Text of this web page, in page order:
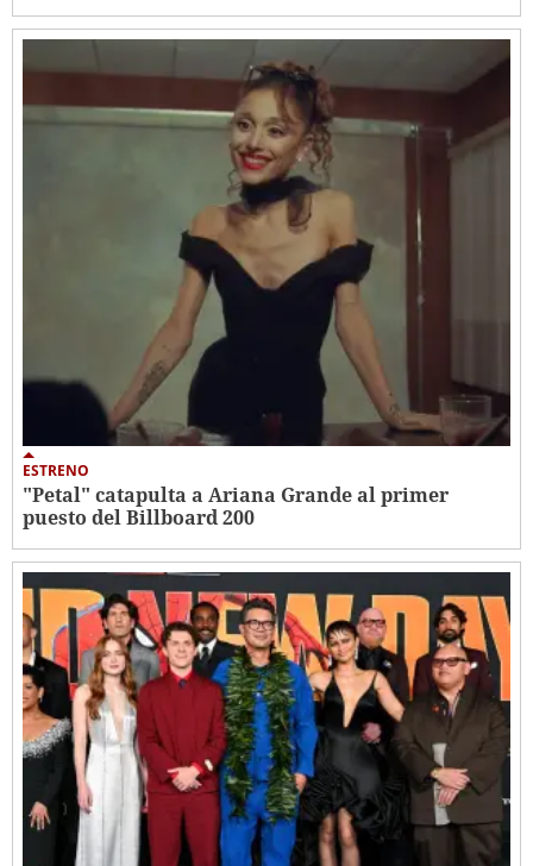
ESTRENO
"Petal" catapulta a Ariana Grande al primer
puesto del Billboard 200